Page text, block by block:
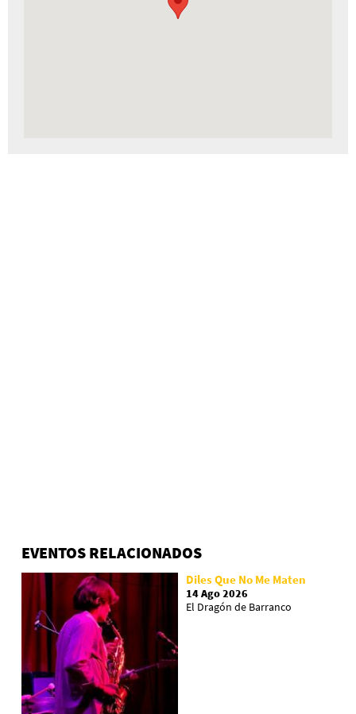
EVENTOS RELACIONADOS
Diles Que No Me Maten
14 Ago 2026
El Dragón de Barranco